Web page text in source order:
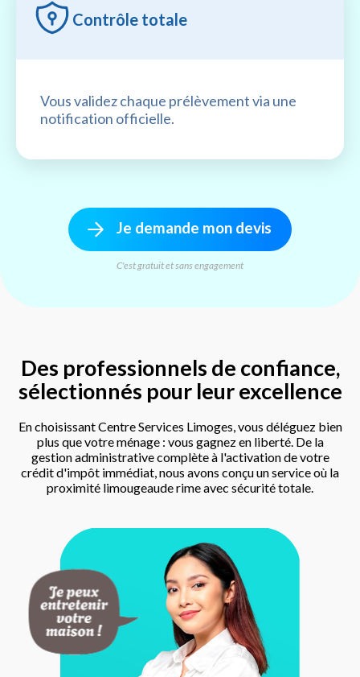
Contrôle totale
Vous validez chaque prélèvement via une
notification officielle.
Je demande mon devis
C'est gratuit et sans engagement
Des professionnels de confiance,
sélectionnés pour leur excellence
En choisissant Centre Services Limoges, vous déléguez bien
plus que votre ménage : vous gagnez en liberté. De la
gestion administrative complète à l'activation de votre
crédit d'impôt immédiat, nous avons conçu un service où la
proximité limougeaude rime avec sécurité totale.